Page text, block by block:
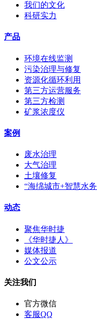
我们的文化
科研实力
产品
环境在线监测
污染治理与修复
资源化循环利用
第三方运营服务
第三方检测
矿浆浓度仪
案例
废水治理
大气治理
土壤修复
“海绵城市+智慧水
动态
聚焦华时捷
《华时捷人》
媒体报道
公文公示
关注我们
官方微信
客服QQ